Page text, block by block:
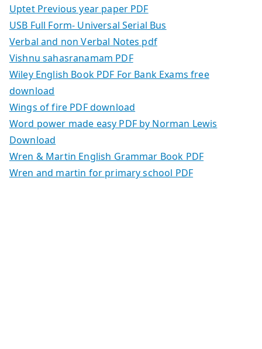
Uptet Previous year paper PDF
USB Full Form- Universal Serial Bus
Verbal and non Verbal Notes pdf
Vishnu sahasranamam PDF
Wiley English Book PDF For Bank Exams free
download
Wings of fire PDF download
Word power made easy PDF by Norman Lewis
Download
Wren & Martin English Grammar Book PDF
Wren and martin for primary school PDF